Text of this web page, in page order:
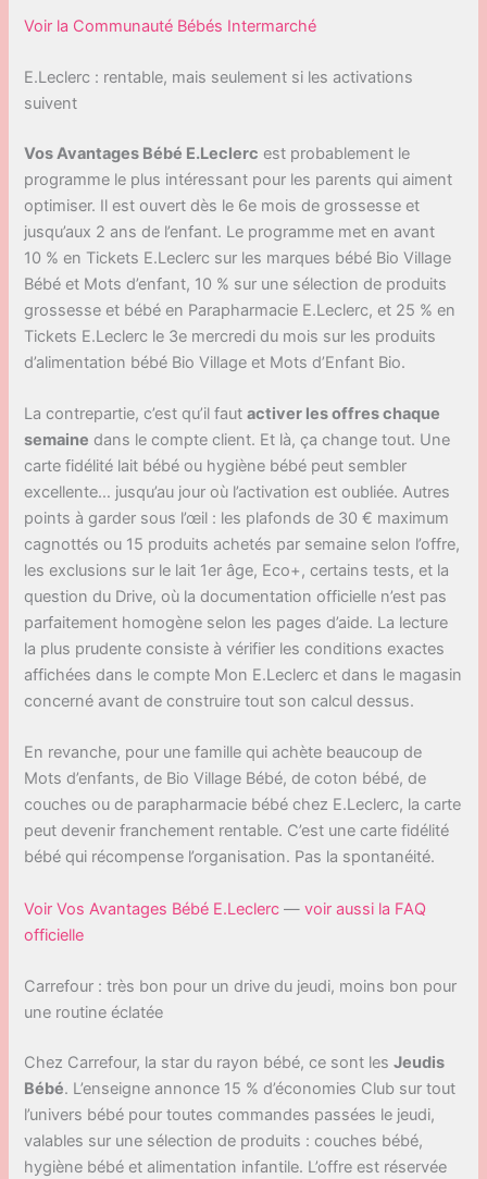
Voir la Communauté Bébés Intermarché
E.Leclerc : rentable, mais seulement si les activations
suivent
Vos Avantages Bébé E.Leclerc est probablement le
programme le plus intéressant pour les parents qui aiment
optimiser. Il est ouvert dès le 6e mois de grossesse et
jusqu’aux 2 ans de l’enfant. Le programme met en avant
10 % en Tickets E.Leclerc sur les marques bébé Bio Village
Bébé et Mots d’enfant, 10 % sur une sélection de produits
grossesse et bébé en Parapharmacie E.Leclerc, et 25 % en
Tickets E.Leclerc le 3e mercredi du mois sur les produits
d’alimentation bébé Bio Village et Mots d’Enfant Bio.
La contrepartie, c’est qu’il fautactiver les offres chaque
semaine dans le compte client. Et là, ça change tout. Une
carte fidélité lait bébé ou hygiène bébé peut sembler
excellente… jusqu’au jour où l’activation est oubliée. Autres
points à garder sous l’œil : les plafonds de 30 € maximum
cagnottés ou 15 produits achetés par semaine selon l’offre,
les exclusions sur le lait 1er âge, Eco+, certains tests, et la
question du Drive, où la documentation officielle n’est pas
parfaitement homogène selon les pages d’aide. La lecture
la plus prudente consiste à vérifier les conditions exactes
affichées dans le compte Mon E.Leclerc et dans le magasin
concerné avant de construire tout son calcul dessus.
En revanche, pour une famille qui achète beaucoup de
Mots d’enfants, de Bio Village Bébé, de coton bébé, de
couches ou de parapharmacie bébé chez E.Leclerc, la carte
peut devenir franchement rentable. C’est une carte fidélité
bébé qui récompense l’organisation. Pas la spontanéité.
Voir Vos Avantages Bébé E.Leclerc —voir aussi la FAQ
officielle
Carrefour : très bon pour un drive du jeudi, moins bon pour
une routine éclatée
Chez Carrefour, la star du rayon bébé, ce sont lesJeudis
Bébé. L’enseigne annonce 15 % d’économies Club sur tout
l’univers bébé pour toutes commandes passées le jeudi,
valables sur une sélection de produits : couches bébé,
hygiène bébé et alimentation infantile. L’offre est réservée